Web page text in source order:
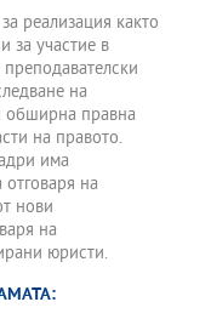
реализация както
за участие в
на
обширна правна
на правото.
има
на
нови
на
юристи.